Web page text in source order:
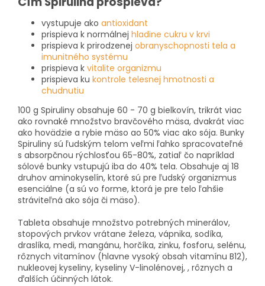
vystupuje ako antioxidant
prispieva k normálnej hladine cukru v krvi
prispieva k prirodzenej obranyschopnosti tela a
imunitného systému
prispieva k vitalite organizmu
prispieva ku kontrole telesnej hmotnosti a
chudnutiu
100 g Spiruliny obsahuje 60 - 70 g bielkovín, trikrát viac
ako rovnaké množstvo bravčového mäsa, dvakrát viac
ako hovädzie a rybie mäso ao 50% viac ako sója. Bunky
Spiruliny sú ľudským telom veľmi ľahko spracovateľné
s absorpčnou rýchlosťou 65-80%, zatiaľ čo napríklad
sólové bunky vstupujú iba do 40% tela. Obsahuje aj 18
druhov aminokyselín, ktoré sú pre ľudský organizmus
esenciálne (a sú vo forme, ktorá je pre telo ľahšie
stráviteľná ako sója či mäso).
Tableta obsahuje množstvo potrebných minerálov,
stopových prvkov vrátane železa, vápnika, sodíka,
draslíka, medi, mangánu, horčíka, zinku, fosforu, selénu,
rôznych vitamínov (hlavne vysoký obsah vitamínu B12),
nukleovej kyseliny, kyseliny V-linolénovej, , rôznych a
ďalších účinných látok.